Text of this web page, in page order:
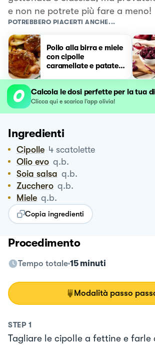
e non ne potrete più fare a meno!
POTREBBERO PIACERTI ANCHE...
Pollo alla birra e miele
con cipolle
caramellate e patate
Calcola le dosi perfette per la tua
Clicca qui e scarica l’app olivia!
Ingredienti
Cipolle 4 scatolette
Olio evo q.b.
Soia salsa q.b.
Zucchero q.b.
Miele q.b.
Copia ingredienti
Procedimento
Tempo totale 15 minuti
Modalità passo
STEP 1
Tagliare le cipolle a fettine e farle